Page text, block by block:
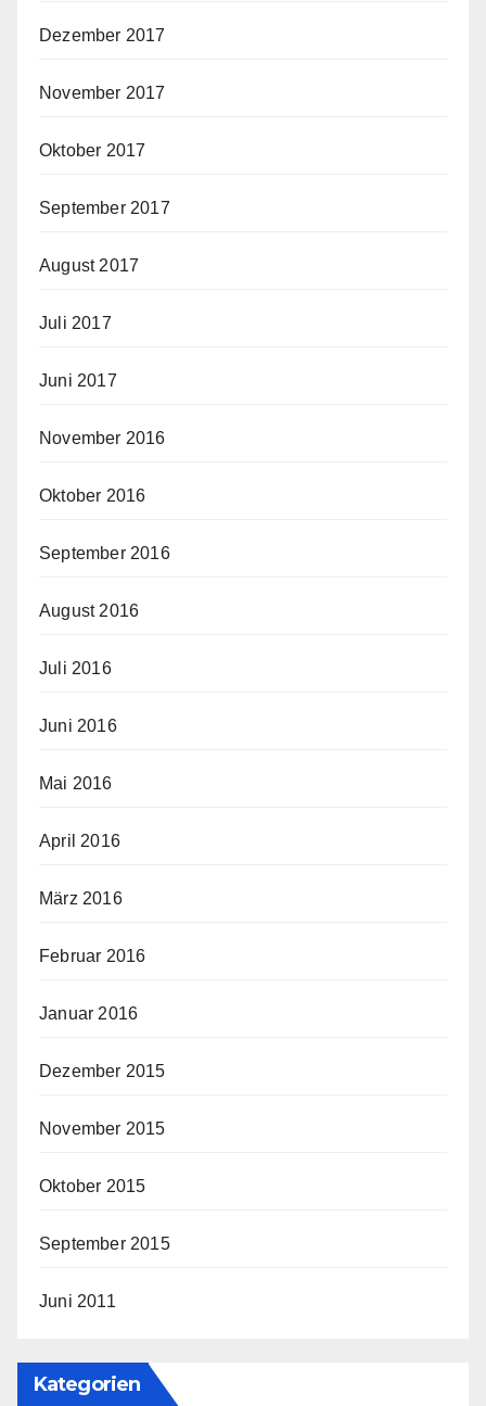
Dezember 2017
November 2017
Oktober 2017
September 2017
August 2017
Juli 2017
Juni 2017
November 2016
Oktober 2016
September 2016
August 2016
Juli 2016
Juni 2016
Mai 2016
April 2016
März 2016
Februar 2016
Januar 2016
Dezember 2015
November 2015
Oktober 2015
September 2015
Juni 2011
Kategorien